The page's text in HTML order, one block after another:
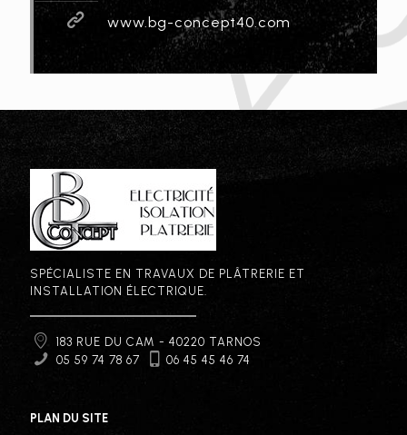
www.bg-concept40.com
SPÉCIALISTE EN TRAVAUX DE PLÂTRERIE ET
INSTALLATION ÉLECTRIQUE.
183 RUE DU CAM - 40220 TARNOS
05 59 74 78 67
06 45 45 46 74
PLAN DU SITE